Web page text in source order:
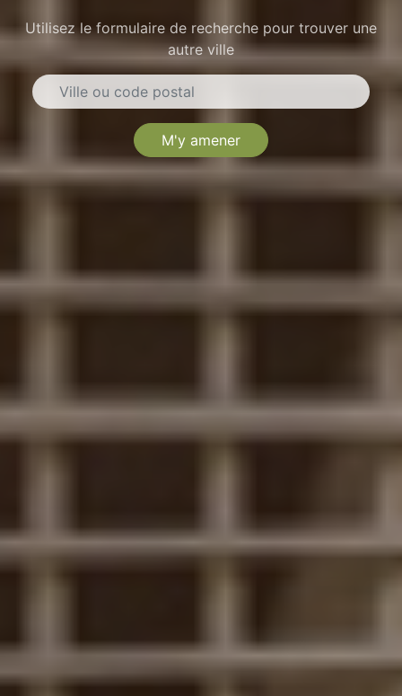
Utilisez le formulaire de recherche pour trouver une
autre ville
M'y amener